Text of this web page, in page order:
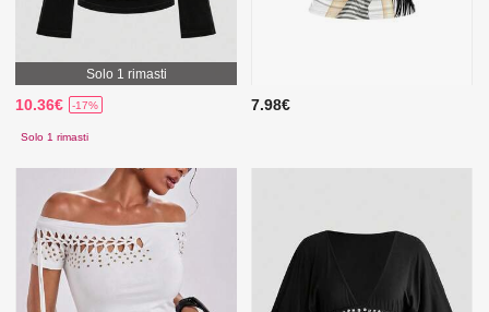
Solo 1 rimasti
10.36€ -17%
Solo 1 rimasti
7.98€